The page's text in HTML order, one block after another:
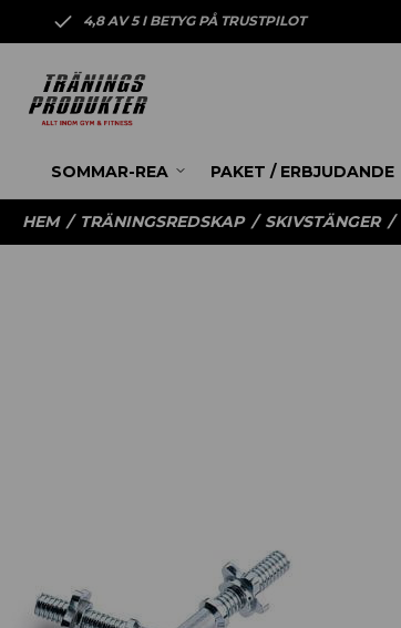
4,8 AV 5 I BETYG PÅ TRUSTPILOT
SOMMAR-REA PAKET / ERBJUDANDE
HEM / TRÄNINGSREDSKAP / SKIVSTÄNGER /